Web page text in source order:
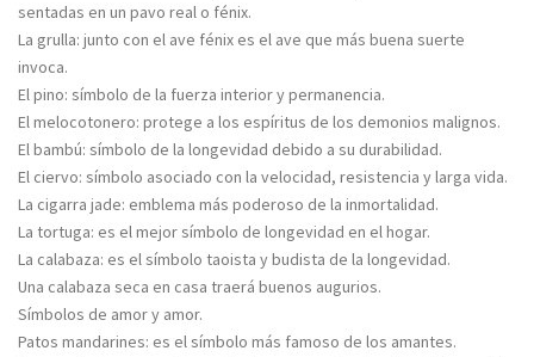
sentadas en un pavo real o fénix.
La grulla: junto con el ave fénix es el ave que más buena suerte
invoca.
El pino: símbolo de la fuerza interior y permanencia.
El melocotonero: protege a los espíritus de los demonios malignos.
El bambú: símbolo de la longevidad debido a su durabilidad.
El ciervo: símbolo asociado con la velocidad, resistencia y larga vida.
La cigarra jade: emblema más poderoso de la inmortalidad.
La tortuga: es el mejor símbolo de longevidad en el hogar.
La calabaza: es el símbolo taoista y budista de la longevidad.
Una calabaza seca en casa traerá buenos augurios.
Símbolos de amor y amor.
Patos mandarines: es el símbolo más famoso de los amantes.